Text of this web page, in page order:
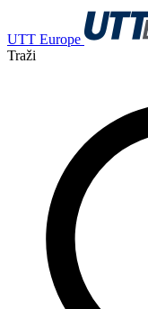
UTT Europe
Traži